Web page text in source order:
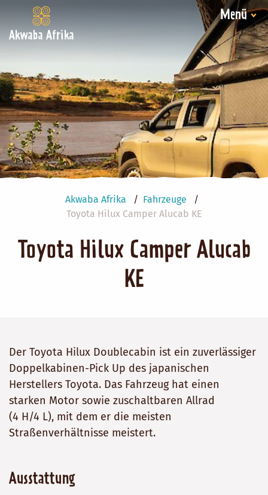
Akwaba Afrika
Menü
Akwaba Afrika
Fahrzeuge
Toyota Hilux Camper Alucab KE
Toyota Hilux Camper Alucab
KE
Der Toyota Hilux Doublecabin ist ein zuverlässiger
Doppelkabinen-Pick Up des japanischen
Herstellers Toyota. Das Fahrzeug hat einen
starken Motor sowie zuschaltbaren Allrad
(4 H/4 L), mit dem er die meisten
Straßenverhältnisse meistert.
Ausstattung